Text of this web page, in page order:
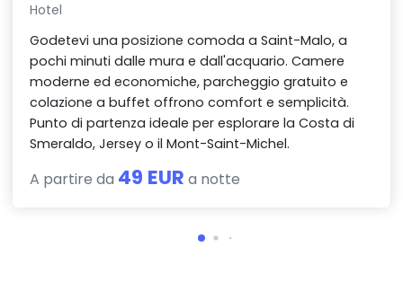
Hotel
Godetevi una posizione comoda a Saint-Malo, a
pochi minuti dalle mura e dall'acquario. Camere
moderne ed economiche, parcheggio gratuito e
colazione a buffet offrono comfort e semplicità.
Punto di partenza ideale per esplorare la Costa di
Smeraldo, Jersey o il Mont-Saint-Michel.
A partire da 49 EUR a notte